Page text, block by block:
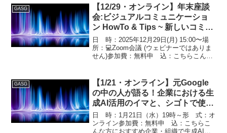
明資料公開のお知らせです。下...
GASG
【12/29・オンライン】年末座談
会:ビジュアルコミュニケーショ
ン HowTo & Tips ~ 新しいコミュ
ニケーションパッケージ ~
日 時：2025年12月29日(月) 15:00〜場
所：💻Zoom会議 (ウェビナーではありま
せん)参加費：無料申 込：こちらこんな
料作成までのスピードを劇的に上げ...
GASG
【1/21・オンライン】元Google
の中の人が語る！企業における生
成AI活用のイマと、シゴトで使う
ツール紹介！
日 時：1月21日（水）19時～形 式：オ
ンライン参加費：無料申 込：こちらこ
んな方におすすめ企業・組織で生成AIを